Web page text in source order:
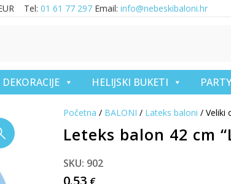
Tel: 01 61 77 297 Email: info@nebeskibaloni.hr
HELIJSKI BUKETI
Početna / BALONI / Lateks baloni / Veliki
Leteks balon 42 cm
SKU: 902
0.53